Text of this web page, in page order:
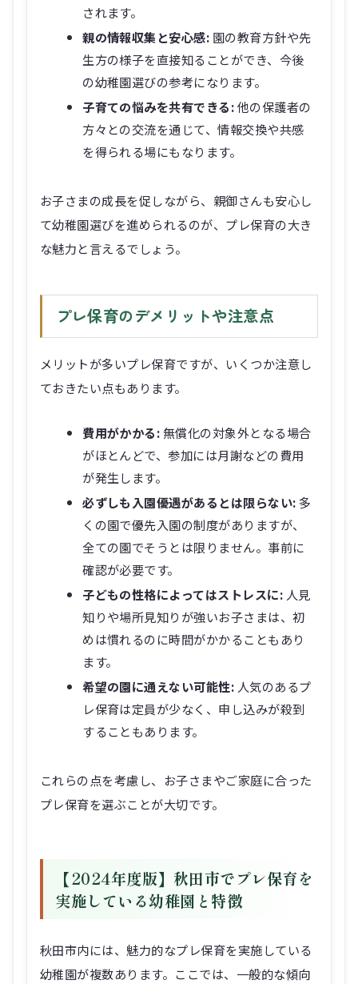
されます。
親の情報収集と安心感: 園の教育方針や先
生方の様子を直接知ることができ、今後
の幼稚園選びの参考になります。
子育ての悩みを共有できる:他の保護者の
方々との交流を通じて、情報交換や共感
を得られる場にもなります。
お子さまの成長を促しながら、親御さんも安心し
て幼稚園選びを進められるのが、プレ保育の大き
な魅力と言えるでしょう。
プレ保育のデメリットや注意点
メリットが多いプレ保育ですが、いくつか注意し
ておきたい点もあります。
費用がかかる:無償化の対象外となる場合
がほとんどで、参加には月謝などの費用
が発生します。
必ずしも入園優遇があるとは限らない:多
くの園で優先入園の制度がありますが、
全ての園でそうとは限りません。事前に
確認が必要です。
子どもの性格によってはストレスに: 人見
知りや場所見知りが強いお子さまは、初
めは慣れるのに時間がかかることもあり
ます。
希望の園に通えない可能性: 人気のあるプ
レ保育は定員が少なく、申し込みが殺到
することもあります。
これらの点を考慮し、お子さまやご家庭に合った
プレ保育を選ぶことが大切です。
【2024年度版】秋田市でプレ保育を
実施している幼稚園と特徴
秋田市内には、魅力的なプレ保育を実施している
幼稚園が複数あります。ここでは、一般的な傾向